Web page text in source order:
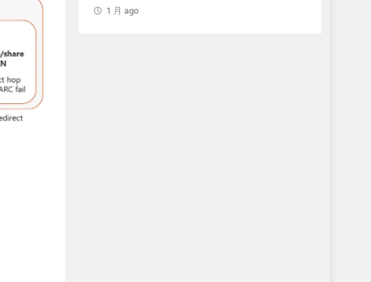
1 月 ago